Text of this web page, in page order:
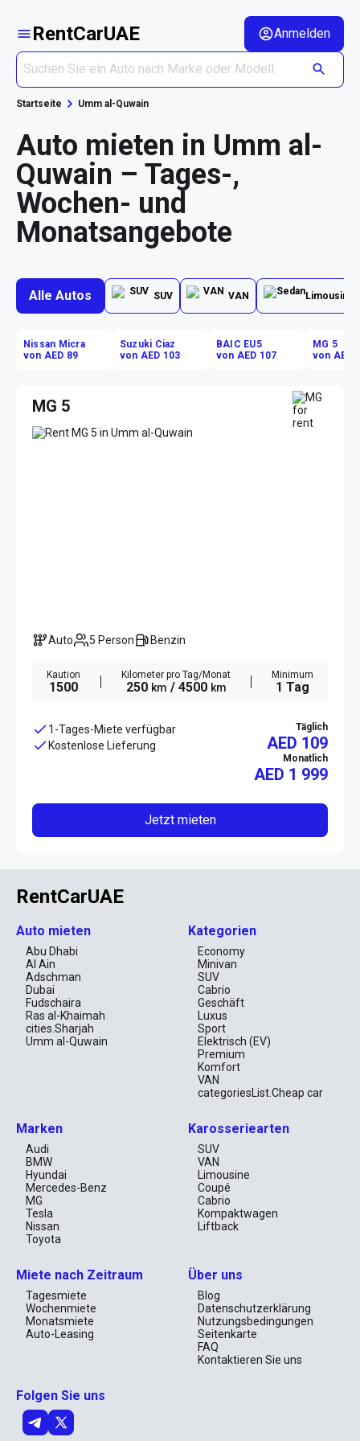
RentCarUAE Anmelden
Startseite Umm al-Quwain
Auto mieten in Umm al-
Quwain – Tages-,
Wochen- und
Monatsangebote
Alle Autos SUV VAN Limousine
Nissan Micra
von AED 89
Suzuki Ciaz
von AED 103
BAIC EU5
von AED 107
MG 5
von AED
MG 5
Auto 5 Person Benzin
Kaution
1500
Kilometer pro Tag/Monat
250 km / 4500 km
Minimum
1 Tag
1-Tages-Miete verfügbar
Kostenlose Lieferung
Täglich
AED 109
Monatlich
AED 1 999
Jetzt mieten
RentCarUAE
Auto mieten
Abu Dhabi
Al Ain
Adschman
Dubai
Fudschaira
Ras al-Khaimah
cities.Sharjah
Umm al-Quwain
Kategorien
Economy
Minivan
SUV
Cabrio
Geschäft
Luxus
Sport
Elektrisch (EV)
Premium
Komfort
VAN
categoriesList.Cheap car
Marken
Audi
BMW
Hyundai
Mercedes-Benz
MG
Tesla
Nissan
Toyota
Karosseriearten
SUV
VAN
Limousine
Coupé
Cabrio
Kompaktwagen
Liftback
Miete nach Zeitraum
Tagesmiete
Wochenmiete
Monatsmiete
Auto-Leasing
Über uns
Blog
Datenschutzerklärung
Nutzungsbedingungen
Seitenkarte
FAQ
Kontaktieren Sie uns
Folgen Sie uns